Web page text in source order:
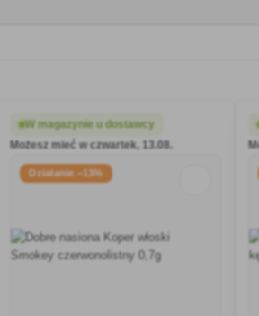
W magazynie u dostawcy
Możesz mieć w czwartek, 13.08.
Działanie −13%